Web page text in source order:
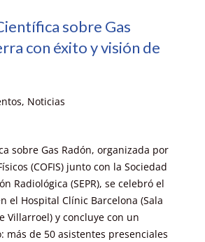
sobre Gas
con éxito y visión de
, Noticias
sobre Gas Radón, organizada por
(COFIS) junto con la Sociedad
Radiológica (SEPR), se celebró el
el Hospital Clínic Barcelona (Sala
Villarroel) y concluye con un
más de 50 asistentes presenciales